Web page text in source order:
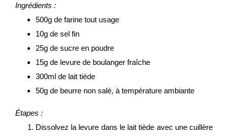
Ingrédients :
500g de farine tout usage
10g de sel fin
25g de sucre en poudre
15g de levure de boulanger fraîche
300ml de lait tiède
50g de beurre non salé, à température ambiante
Étapes :
Dissolvez la levure dans le lait tiède avec une cuillère